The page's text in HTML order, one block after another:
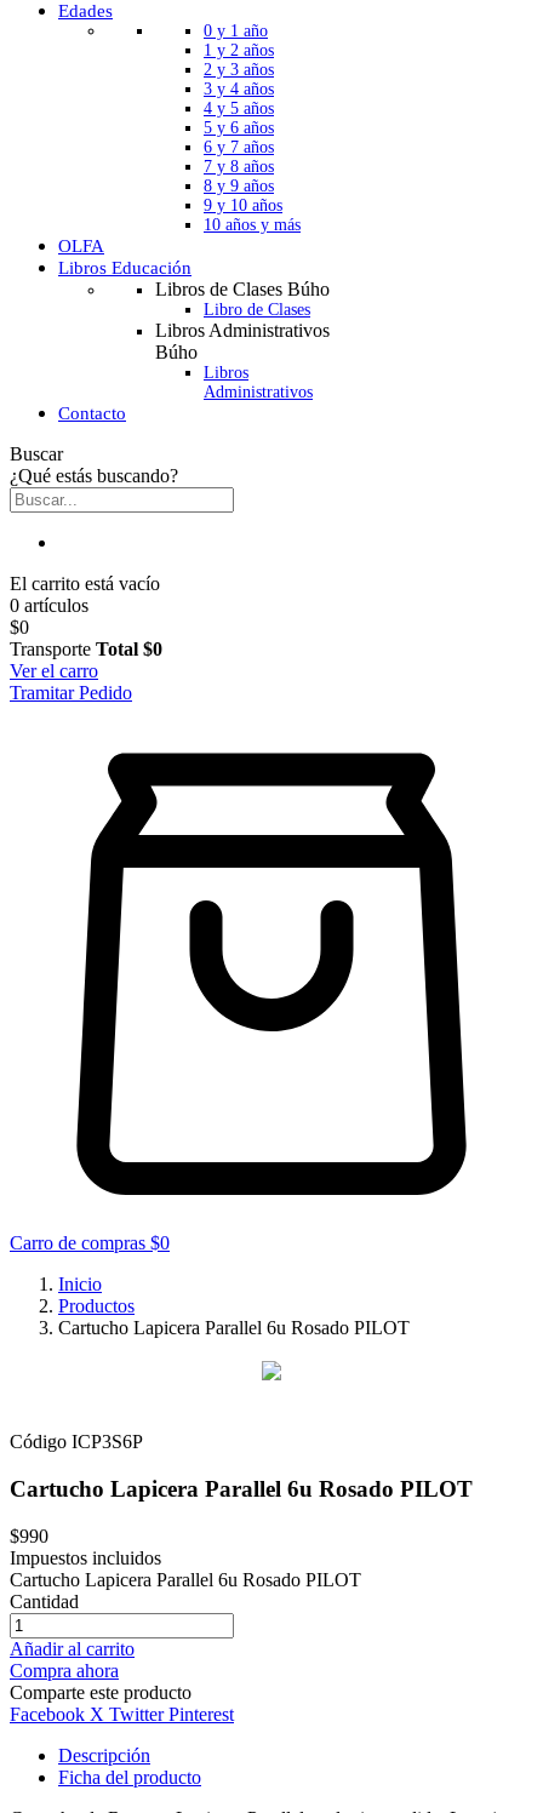
Edades
0 y 1 año
1 y 2 años
2 y 3 años
3 y 4 años
4 y 5 años
5 y 6 años
6 y 7 años
7 y 8 años
8 y 9 años
9 y 10 años
10 años y más
OLFA
Libros Educación
Libros de Clases Búho
Libro de Clases
Libros Administrativos
Búho
Libros
Administrativos
Contacto
Buscar
¿Qué estás buscando?
El carrito está vacío
0 artículos
$0
Transporte Total $0
Ver el carro
Tramitar Pedido
Carro de compras $0
Inicio
Productos
Cartucho Lapicera Parallel 6u Rosado PILOT
Código ICP3S6P
Cartucho Lapicera Parallel 6u Rosado PILOT
$990
Impuestos incluidos
Cartucho Lapicera Parallel 6u Rosado PILOT
Cantidad
Añadir al carrito
Compra ahora
Comparte este producto
Facebook X Twitter Pinterest
Descripción
Ficha del producto